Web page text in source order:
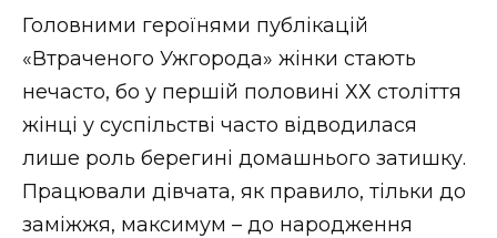
Спорт
Стиль життя
Втрачений Ужгород
Втрачений Ужгород (відеоверсія)
Головними героїнями публікацій
«Втраченого Ужгорода» жінки стають
нечасто, бо у першій половині ХХ століття
жінці у суспільстві часто відводилася
лише роль берегині домашнього затишку.
Працювали дівчата, як правило, тільки до
заміжжя, максимум – до народження